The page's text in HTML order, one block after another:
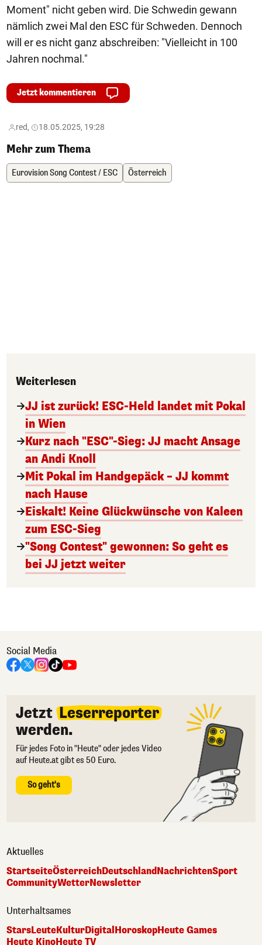
Moment" nicht geben wird. Die Schwedin gewann
nämlich zwei Mal den ESC für Schweden. Dennoch
will er es nicht ganz abschreiben: "Vielleicht in 100
Jahren nochmal."
Jetzt kommentieren
red, 18.05.2025, 19:28
Mehr zum Thema
Eurovision Song Contest / ESC Österreich
Weiterlesen
JJ ist zurück! ESC-Held landet mit Pokal
in Wien
Kurz nach "ESC"-Sieg: JJ macht Ansage
an Andi Knoll
Mit Pokal im Handgepäck – JJ kommt
nach Hause
Eiskalt! Keine Glückwünsche von Kaleen
zum ESC-Sieg
"Song Contest" gewonnen: So geht es
bei JJ jetzt weiter
Social Media
Jetzt Leserreporter
werden.
Für jedes Foto in "Heute" oder jedes Video
auf Heute.at gibt es 50 Euro.
So geht's
Aktuelles
StartseiteÖsterreichDeutschlandNachrichtenSport
CommunityWetterNewsletter
Unterhaltsames
StarsLeuteKulturDigitalHoroskopHeute Games
Heute KinoHeute TV